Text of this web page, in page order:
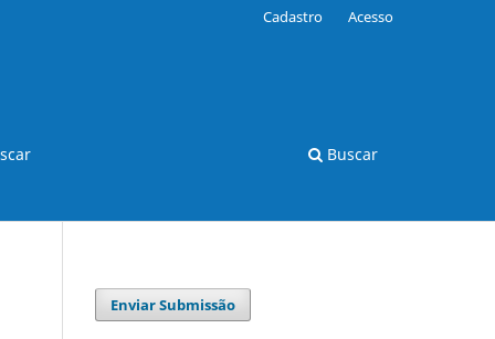
Buscar
Cadastro Acesso
Enviar Submissão